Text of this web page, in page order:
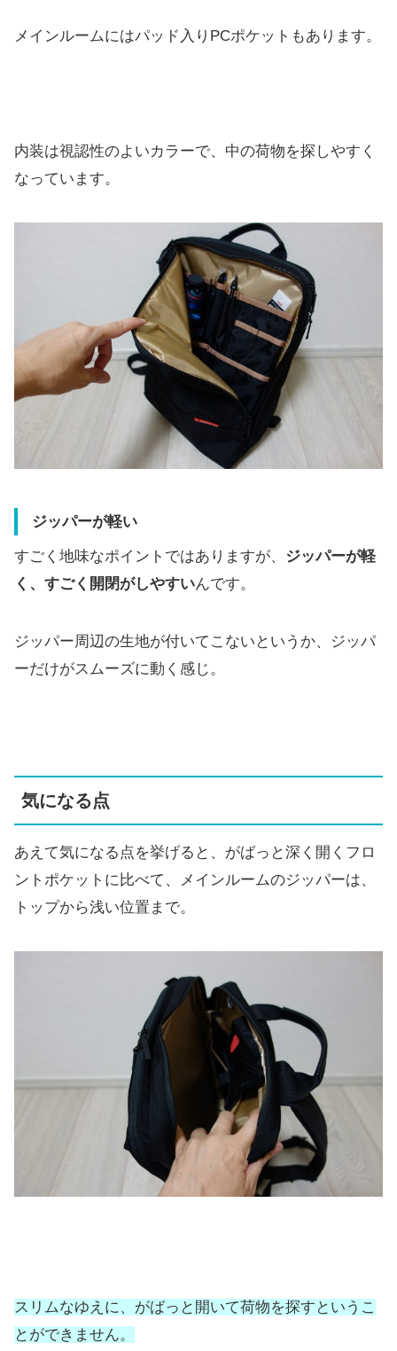
メインルームにはパッド入りPCポケットもあります。
内装は視認性のよいカラーで、中の荷物を探しやすく
なっています。
ジッパーが軽い
すごく地味なポイントではありますが、 ジッパーが軽
く、すごく開閉がしやすいんです。
ジッパー周辺の生地が付いてこないというか、ジッパ
ーだけがスムーズに動く感じ。
気になる点
あえて気になる点を挙げると、がばっと深く開くフロ
ントポケットに比べて、メインルームのジッパーは、
トップから浅い位置まで。
スリムなゆえに、がばっと開いて荷物を探すというこ
とができません。